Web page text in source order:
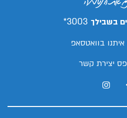
בשבילך 3003*
איתנו בוואטסאפ
יצירת קשר